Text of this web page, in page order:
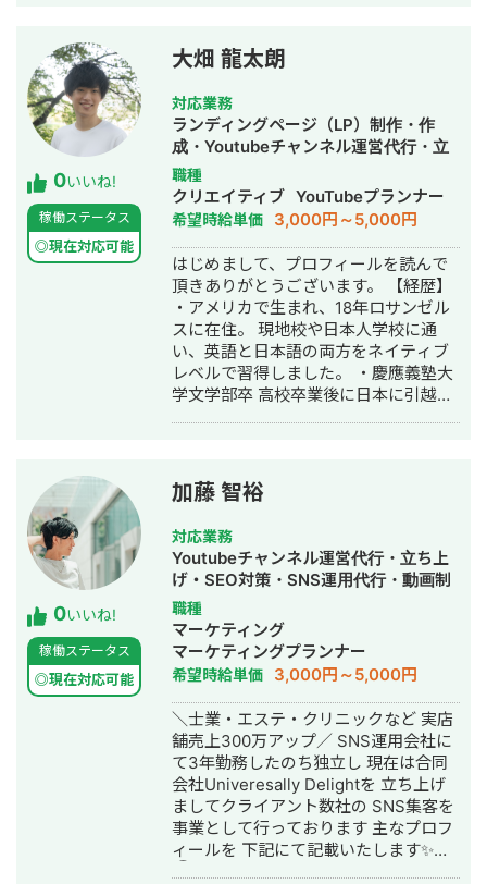
顧客開拓業務に従事。 新宿支店に配属
後、1日300件のテレアポ、個人宅への
訪問営業を1日100件行う。 証券会社を
退職後、広告代理店に転職。金融・不
動産業界を中心に月額数百万～数億単
位のリスティング広告・ディスプレイ
広告の広告運用を担当。 その後、学生
時代にインターンしていた広告代理店
にマネージャーとして入社。5名のマネ
ジメント業務・PL管理をしながらプレ
イヤーとしても運用業務や新規案件獲
得業務に務める。■経歴・実績・Web
広告で携わった企業の数50件以上 ・月
間広告運用費：月額10万～3000万 ■
得意なスキル ・WEB広告の総合的な戦
略設計 ・WEB広告の運用コンサルティ
ング ・GTMによるタグの設定 ・広告
に使用するバナーの制作 ・LPやバナー
媒体 ・リスティング検索広告(Google
／Yahoo!／Microsoft) ・ディスプレイ
広告(Google／Yahoo!) ・YouTube広告
・その他Google広告メニュー(PMAX・
デマンド・ショッピング) ・Meta広告
(Facebook & Instagram) ・LINE広告
・X(旧Twitter)広告 ・Tiktok広告 ・
SmartNews広告 ■これまで携わった
案件のジャンル ・不動産(賃貸、ハウス
メーカー、投資) ・美容クリニック ・
SaaS(人材、業務管理) ・フランチャイ
ズ加盟開発 ・化粧品 ・店舗（フィット
ネス・ピラティス） ・自社求人 ・スク
ール/研修(AI関連、SNS、資格講座) ・
金融 etc... ■ご依頼可能な目的別事例
・クリエイティブ制作 ・運用改善の壁
打ち ・初期設定の代行やレクチャー ・
コンバージョンを増やしたい（LINE登
録、売上、申し込み、資料請求） ・
0いいね!
稼働ステータス
◎現在対応可能
大畑 龍太朗
対応業務
ランディングページ（LP）制作・作
成・Youtubeチャンネル運営代行・立
ち上げ・ECサイト構築・ネットショッ
プ作成代行・SEO対策・SNS運用代
行・記事作成代行・ライティング・翻
訳・ホームページ制作・作成・オウン
ドメディア制作・構築・運用代行・動
画制作・動画編集
職種
クリエイティブ YouTubeプランナー
希望時給単価 3,000円～5,000円
はじめまして、プロフィールを読んで
頂きありがとうございます。 【経歴】
・アメリカで生まれ、18年ロサンゼル
スに在住。 現地校や日本人学校に通
い、英語と日本語の両方をネイティブ
レベルで習得しました。 ・慶應義塾大
学文学部卒 高校卒業後に日本に引越
フラ整理などの業務に携わりました。
・広告企業 インフルエンサー事業部で
オンライン広告やコンテンツ制作など
の業務に携わりました。 ・フリーラン
スとして活動 個人で発信をしながらク
ライアントから仕事をいただき、フリ
ーランスとして現在は活動しておりま
す。 【趣味・特技】 ・料理（ほぼ毎日
自炊） ・ダーツ（プロ資格あり） ・キ
ャンプ（年6回程度） ・バルーンアー
ト（初級） ・お酒 ・カメラ 18年の在
米経験、多数の経験やスキルは誰にも
マネできるものではない、希少価値の
高いものだと自負しております。 幅広
いスキルや知識を用いてクライアント
の課題を解決致します。 ご興味があり
ましたら、お気軽にご連絡ください。
0いいね!
稼働ステータス
◎現在対応可能
加藤 智裕
対応業務
Youtubeチャンネル運営代行・立ち上
げ・SEO対策・SNS運用代行・動画制
作・動画編集・営業代行
職種
マーケティング
マーケティングプランナー
希望時給単価 3,000円～5,000円
＼士業・エステ・クリニックなど 実店
舗売上300万アップ／ SNS運用会社に
て3年勤務したのち独立し 現在は合同
会社Univeresally Delightを 立ち上げ
ましてクライアント数社の SNS集客を
事業として行っております 主なプロフ
ィールを 下記にて記載いたします✨